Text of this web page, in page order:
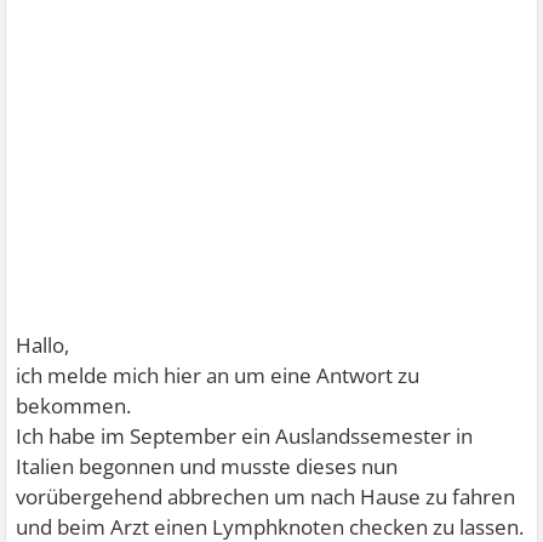
Hallo,
ich melde mich hier an um eine Antwort zu
bekommen.
Ich habe im September ein Auslandssemester in
Italien begonnen und musste dieses nun
vorübergehend abbrechen um nach Hause zu fahren
und beim Arzt einen Lymphknoten checken zu lassen.